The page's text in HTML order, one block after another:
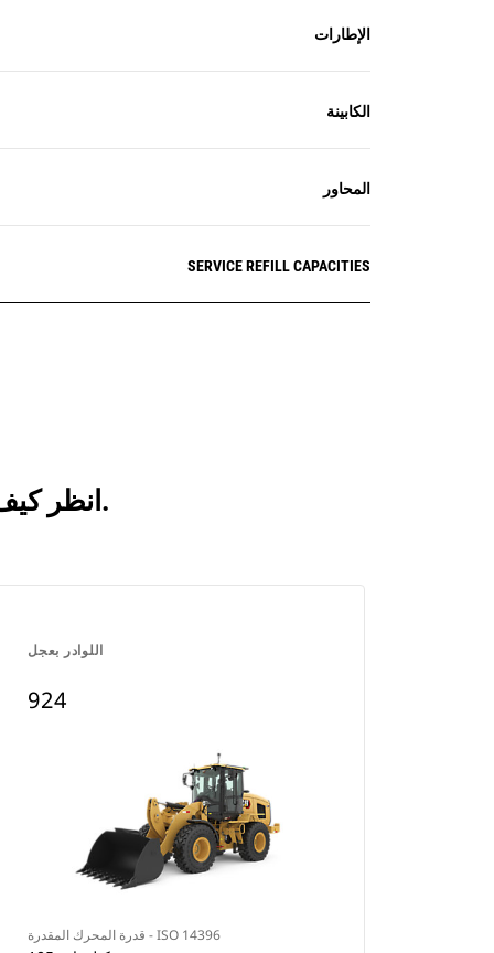
الإطارات
الكابينة
المحاور
SERVICE REFILL CAPACITIES
انظر كيف يقارن 914 بالمنتجات التي تتم مقارنتها بشكل متكرر.
اللوادر بعجل
924
قدرة المحرك المقدرة - ISO 14396